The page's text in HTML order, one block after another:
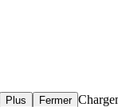
Plus Fermer